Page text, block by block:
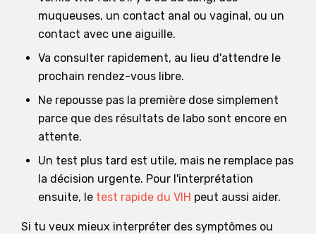
muqueuses, un contact anal ou vaginal, ou un
contact avec une aiguille.
Va consulter rapidement, au lieu d'attendre le
prochain rendez-vous libre.
Ne repousse pas la première dose simplement
parce que des résultats de labo sont encore en
attente.
Un test plus tard est utile, mais ne remplace pas
la décision urgente. Pour l'interprétation
ensuite, le test rapide du VIH peut aussi aider.
Si tu veux mieux interpréter des symptômes ou